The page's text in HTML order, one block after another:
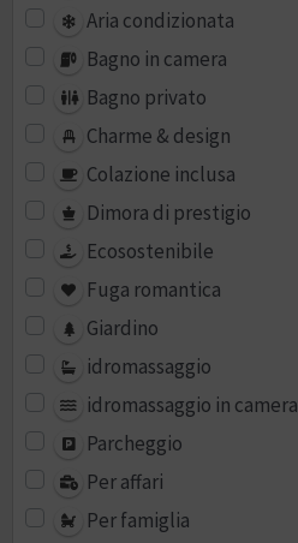
Aria condizionata
Bagno in camera
Bagno privato
Charme & design
Colazione inclusa
Dimora di prestigio
Ecosostenibile
Fuga romantica
Giardino
idromassaggio
idromassaggio in camera
Parcheggio
Per affari
Per famiglia